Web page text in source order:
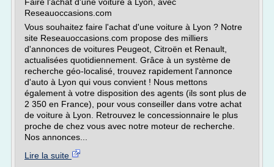
Reseauoccasions.com
Vous souhaitez faire l'achat d'une voiture à Lyon ? Notre
site Reseauoccasions.com propose des milliers
d'annonces de voitures Peugeot, Citroën et Renault,
actualisées quotidiennement. Grâce à un système de
recherche géo-localisé, trouvez rapidement l'annonce
d'auto à Lyon qui vous convient ! Nous mettons
également à votre disposition des agents (ils sont plus de
2 350 en France), pour vous conseiller dans votre achat
de voiture à Lyon. Retrouvez le concessionnaire le plus
proche de chez vous avec notre moteur de recherche.
Nos annonces...
Lire la suite